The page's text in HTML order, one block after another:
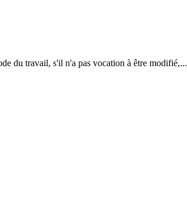
du travail, s'il n'a pas vocation à être modifié,...